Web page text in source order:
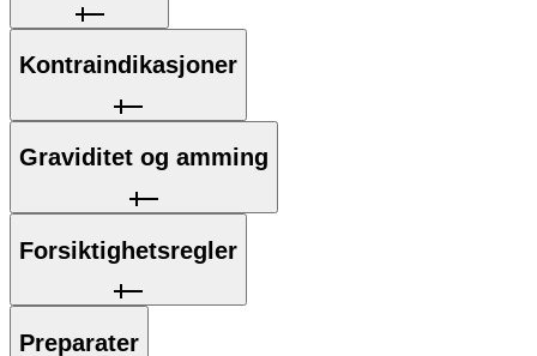
Kontraindikasjoner
Graviditet og amming
Forsiktighetsregler
Preparater